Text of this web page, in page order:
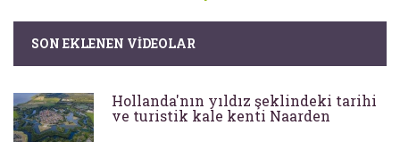
SON EKLENEN VIDEOLAR
Hollanda'nın yıldız şeklindeki tarihi
ve turistik kale kenti Naarden